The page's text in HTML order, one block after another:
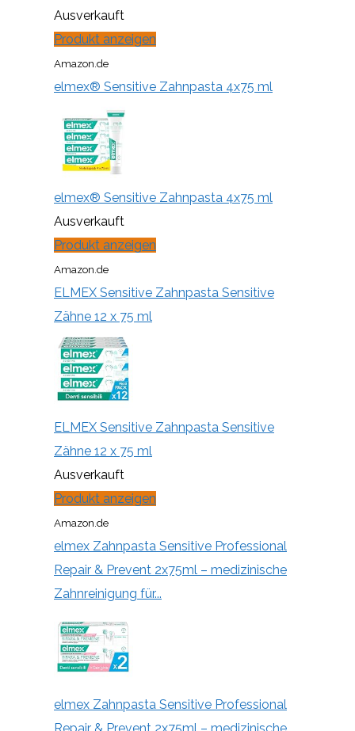
Ausverkauft
Produkt anzeigen
Amazon.de
elmex® Sensitive Zahnpasta 4x75 ml
elmex® Sensitive Zahnpasta 4x75 ml
Ausverkauft
Produkt anzeigen
Amazon.de
ELMEX Sensitive Zahnpasta Sensitive
Zähne 12 x 75 ml
ELMEX Sensitive Zahnpasta Sensitive
Zähne 12 x 75 ml
Ausverkauft
Produkt anzeigen
Amazon.de
elmex Zahnpasta Sensitive Professional
Repair & Prevent 2x75ml – medizinische
Zahnreinigung für...
elmex Zahnpasta Sensitive Professional